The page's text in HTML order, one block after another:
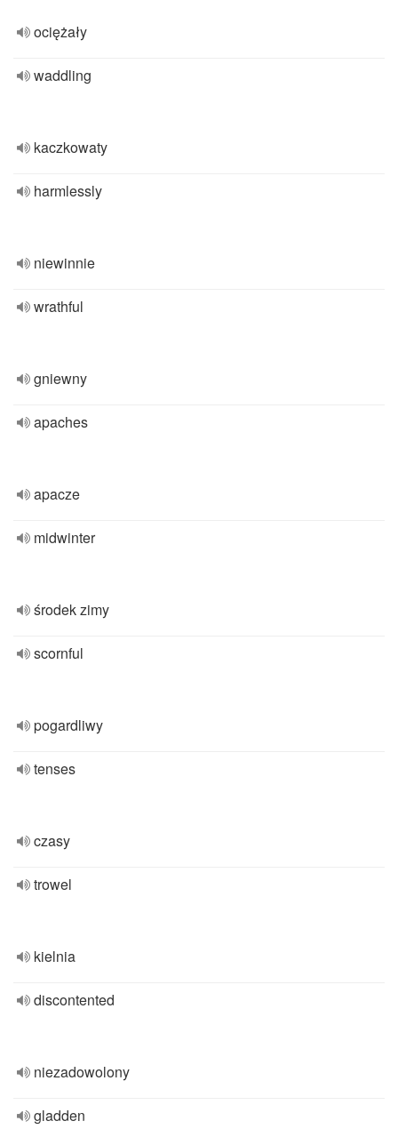
ociężały
waddling
kaczkowaty
harmlessly
niewinnie
wrathful
gniewny
apaches
apacze
midwinter
środek zimy
scornful
pogardliwy
tenses
czasy
trowel
kielnia
discontented
niezadowolony
gladden